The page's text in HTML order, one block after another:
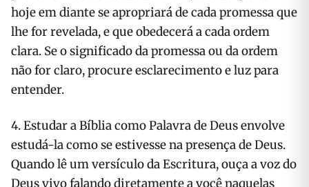
hoje em diante se apropriará de cada promessa que
lhe for revelada, e que obedecerá a cada ordem
clara. Se o significado da promessa ou da ordem
não for claro, procure esclarecimento e luz para
entender.
4. Estudar a Bíblia como Palavra de Deus envolve
estudá-la como se estivesse na presença de Deus.
Quando lê um versículo da Escritura, ouça a voz do
Deus vivo falando diretamente a você naquelas